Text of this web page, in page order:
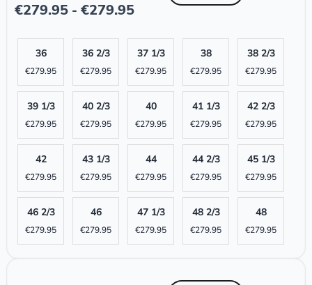
€279.95 - €279.95
36
€279.95
36 2/3
€279.95
37 1/3
€279.95
38
€279.95
38 2/3
€279.95
39 1/3
€279.95
40 2/3
€279.95
40
€279.95
41 1/3
€279.95
42 2/3
€279.95
42
€279.95
43 1/3
€279.95
44
€279.95
44 2/3
€279.95
45 1/3
€279.95
46 2/3
€279.95
46
€279.95
47 1/3
€279.95
48 2/3
€279.95
48
€279.95